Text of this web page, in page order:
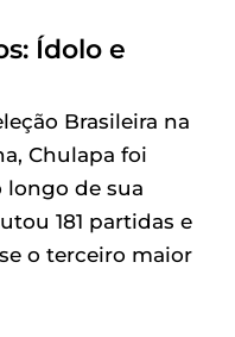
Ídolo e
Brasileira na
Chulapa foi
longo de sua
181 partidas e
o terceiro maior